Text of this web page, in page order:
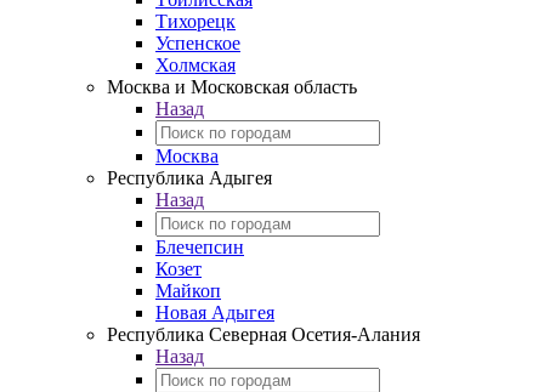
Тихорецк
Успенское
Холмская
Москва и Московская область
Назад
Москва
Республика Адыгея
Назад
Блечепсин
Козет
Майкоп
Новая Адыгея
Республика Северная Осетия-Алания
Назад